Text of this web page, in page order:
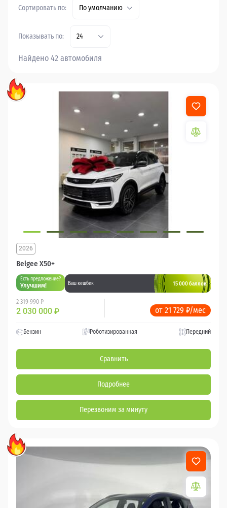
Сортировать по: По умолчанию
Показывать по: 24
Найдено 42 автомобиля
Belgee X50+
2026
Есть предложение?
Улучшим! Ваш кешбек 15 000 баллов
2 319 990 ₽
2 030 000 ₽ от 21 729 ₽/мес
Бензин Роботизированная Передний
Сравнить
Подробнее
Перезвоним за минуту